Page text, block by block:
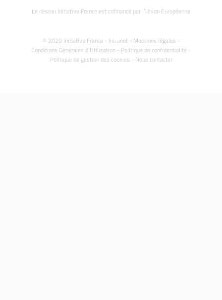
Le réseau Initiative France est cofinancé par l’Union Européenne
© 2020 Initiative France - Intranet- Mentions légales -
Conditions Générales d'Utilisation - Politique de confidentialité -
Politique de gestion des cookies - Nous contacter